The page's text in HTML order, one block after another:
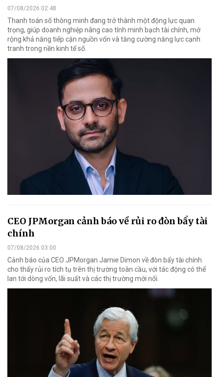
07/08/2026 02:48
Thanh toán số thông minh đang trở thành một động lực quan
trọng, giúp doanh nghiệp nâng cao tính minh bạch tài chính, mở
rộng khả năng tiếp cận nguồn vốn và tăng cường năng lực cạnh
tranh trong nền kinh tế số.
CEO JPMorgan cảnh báo về rủi ro đòn bẩy tài
chính
07/08/2026 03:00
Cảnh báo của CEO JPMorgan Jamie Dimon về đòn bẩy tài chính
cho thấy rủi ro tích tụ trên thị trường toàn cầu, với tác động có thể
lan tới dòng vốn, lãi suất và các thị trường mới nổi.